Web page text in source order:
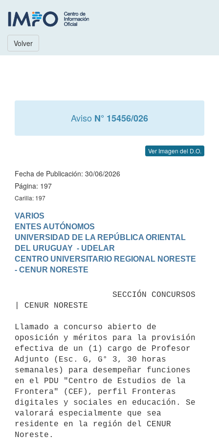
Volver
Aviso N° 15456/026
Ver Imagen del D.O.
Fecha de Publicación: 30/06/2026
Página: 197
Carilla: 197
VARIOS
ENTES AUTÓNOMOS
UNIVERSIDAD DE LA REPÚBLICA ORIENTAL
DEL URUGUAY  - UDELAR
CENTRO UNIVERSITARIO REGIONAL NORESTE
| CENUR NORESTE
Llamado a concurso abierto de
oposición y méritos para la provisión
efectiva de un (1) cargo de Profesor
Adjunto (Esc. G, G° 3, 30 horas
semanales) para desempeñar funciones
en el PDU "Centro de Estudios de la
Frontera" (CEF), perfil Fronteras
digitales y sociales en educación. Se
valorará especialmente que sea
residente en la región del CENUR
Noreste.